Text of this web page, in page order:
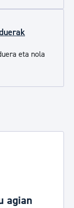
eta nola
agian